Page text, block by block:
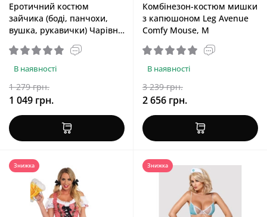
Еротичний костюм
зайчика (боді, панчохи,
вушка, рукавички) Чарівна
Сільві JSY, One Size
В наявності
1 279 грн.
1 049 грн.
Комбінезон-костюм мишки
з капюшоном Leg Avenue
Comfy Mouse, M
В наявності
3 239 грн.
2 656 грн.
Знижка Знижка